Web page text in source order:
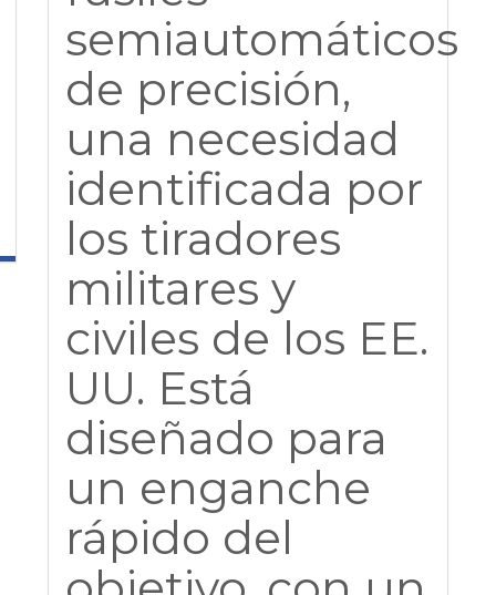
semiautomáticos
de precisión,
una necesidad
identificada por
los tiradores
militares y
civiles de los EE.
UU. Está
diseñado para
un enganche
rápido del